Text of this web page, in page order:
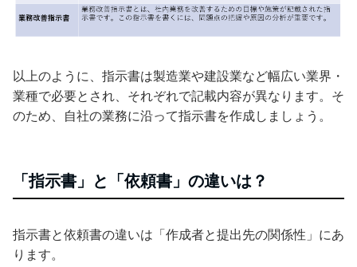
以上のように、指示書は製造業や建設業など幅広い業界・
業種で必要とされ、それぞれで記載内容が異なります。そ
のため、自社の業務に沿って指示書を作成しましょう。
「指示書」と「依頼書」の違いは？
指示書と依頼書の違いは「作成者と提出先の関係性」にあ
ります。